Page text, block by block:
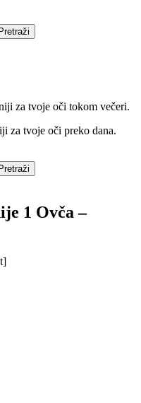
Pretraži
za tvoje oči tokom večeri.
za tvoje oči preko dana.
Pretraži
1 Ovča –